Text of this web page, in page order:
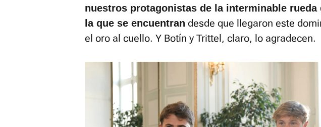
nuestros protagonistas de la interminable rueda
la que se encuentran desde que llegaron este
el oro al cuello. Y Botín y Trittel, claro, lo agradecen.